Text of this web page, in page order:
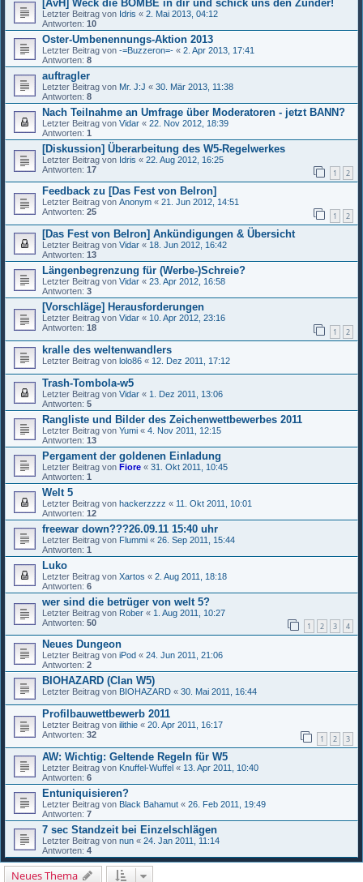
[AvH] Weck die BOMBE in dir und schick uns den Zünder!
Letzter Beitrag von Idris « 2. Mai 2013, 04:12
Antworten: 10
Oster-Umbenennungs-Aktion 2013
Letzter Beitrag von -=Buzzeron=- « 2. Apr 2013, 17:41
Antworten: 8
auftragler
Letzter Beitrag von Mr. J:J « 30. Mär 2013, 11:38
Antworten: 8
Nach Teilnahme an Umfrage über Moderatoren - jetzt BANN?
Letzter Beitrag von Vidar « 22. Nov 2012, 18:39
Antworten: 1
[Diskussion] Überarbeitung des W5-Regelwerkes
Letzter Beitrag von Idris « 22. Aug 2012, 16:25
Antworten: 17 1 2
Feedback zu [Das Fest von Belron]
Letzter Beitrag von Anonym « 21. Jun 2012, 14:51
Antworten: 25 1 2
[Das Fest von Belron] Ankündigungen & Übersicht
Letzter Beitrag von Vidar « 18. Jun 2012, 16:42
Antworten: 13
Längenbegrenzung für (Werbe-)Schreie?
Letzter Beitrag von Vidar « 23. Apr 2012, 16:58
Antworten: 3
[Vorschläge] Herausforderungen
Letzter Beitrag von Vidar « 10. Apr 2012, 23:16
Antworten: 18 1 2
kralle des weltenwandlers
Letzter Beitrag von lolo86 « 12. Dez 2011, 17:12
Trash-Tombola-w5
Letzter Beitrag von Vidar « 1. Dez 2011, 13:06
Antworten: 5
Rangliste und Bilder des Zeichenwettbewerbes 2011
Letzter Beitrag von Yumi « 4. Nov 2011, 12:15
Antworten: 13
Pergament der goldenen Einladung
Letzter Beitrag von Fiore « 31. Okt 2011, 10:45
Antworten: 1
Welt 5
Letzter Beitrag von hackerzzzz « 11. Okt 2011, 10:01
Antworten: 12
freewar down???26.09.11 15:40 uhr
Letzter Beitrag von Flummi « 26. Sep 2011, 15:44
Antworten: 1
Luko
Letzter Beitrag von Xartos « 2. Aug 2011, 18:18
Antworten: 6
wer sind die betrüger von welt 5?
Letzter Beitrag von Rober « 1. Aug 2011, 10:27
Antworten: 50 1 2 3 4
Neues Dungeon
Letzter Beitrag von iPod « 24. Jun 2011, 21:06
Antworten: 2
BIOHAZARD (Clan W5)
Letzter Beitrag von BIOHAZARD « 30. Mai 2011, 16:44
Profilbauwettbewerb 2011
Letzter Beitrag von ilithie « 20. Apr 2011, 16:17
Antworten: 32 1 2 3
AW: Wichtig: Geltende Regeln für W5
Letzter Beitrag von Knuffel-Wuffel « 13. Apr 2011, 10:40
Antworten: 6
Entuniquisieren?
Letzter Beitrag von Black Bahamut « 26. Feb 2011, 19:49
Antworten: 7
7 sec Standzeit bei Einzelschlägen
Letzter Beitrag von nun « 24. Jan 2011, 11:14
Antworten: 4
Neues Thema